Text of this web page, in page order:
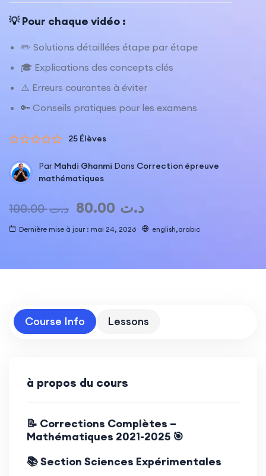
💡 Pour chaque vidéo :
✏️ Solutions détaillées étape par étape
🎓 Explications des concepts clés
⚠️ Erreurs courantes à éviter
🔑 Conseils pratiques pour les examens
25 Élèves
Par Mahdi Ghanmi Dans Correction épreuve
mathématiques
100.00د.ت 80.00 د.ت
Dernière mise à jour : mai 24, 2026 english,arabic
Course Info Lessons
à propos du cours
📝 Corrections Complètes –
Mathématiques 2021-2025 🎯
📚 Section Sciences Expérimentales